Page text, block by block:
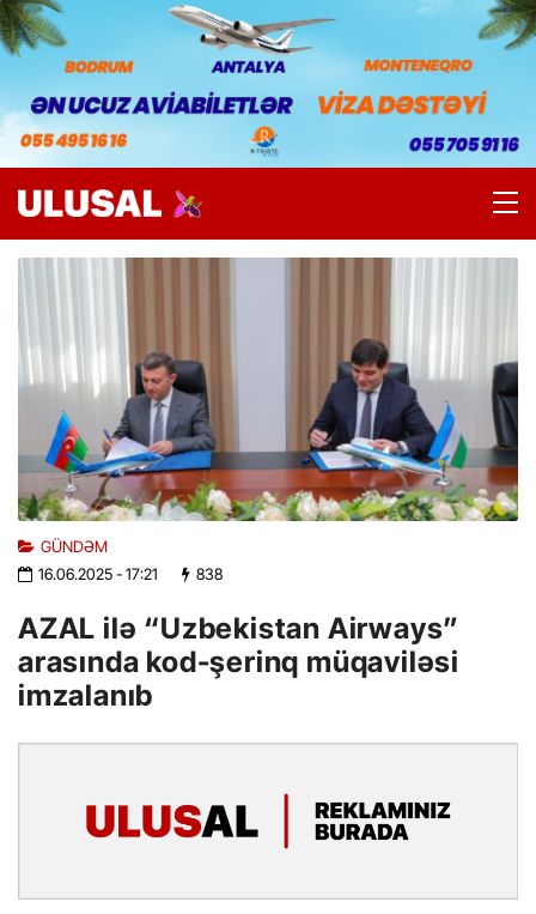
GÜNDƏM
16.06.2025- 17:21 838
AZAL ilə “Uzbekistan Airways”
arasında kod-şerinq müqaviləsi
imzalanıb